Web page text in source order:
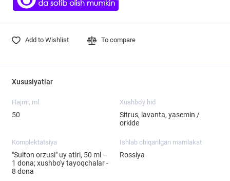
Add to Wishlist To compare
Xususiyatlar
Hajmi, ml
50
Xushbo'y hid
Sitrus, lavanta, yasemin /
orkide
Komplektatsiya
"Sulton orzusi" uy atiri, 50 ml –
1 dona; xushbo'y tayoqchalar -
8 dona
Ishlab chiqarilgan mamlakat
Rossiya